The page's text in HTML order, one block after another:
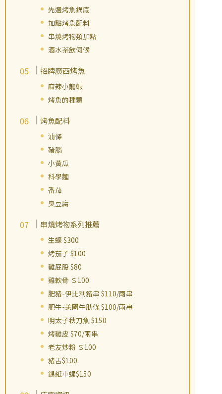
先選烤魚鍋底
加點烤魚配料
串燒烤物類加點
酒水茶飲伺候
招牌廣西烤魚
麻辣小龍蝦
烤魚的種類
烤魚配料
油條
豬腦
小黃瓜
科學麵
番茄
臭豆腐
串燒烤物系列推薦
生蠔 $300
烤茄子 $100
雞屁股 $80
雞軟骨 ＄100
肥豬-伊比利豬串 $110/兩串
肥牛-美國牛肋條 $100/兩串
明太子秋刀魚 $150
烤雞皮 $70/兩串
老友炒粉 ＄100
豬舌$100
錫紙車螺$150